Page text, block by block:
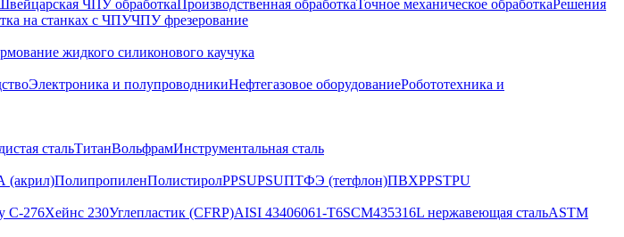
ЧПУ обработкаПроизводственная обработкаТочное механическое обработкаРешения
на станках с ЧПУЧПУ фрезерование
жидкого силиконового каучука
Электроника и полупроводникиНефтегазовое оборудованиеРобототехника и
стальТитанВольфрамИнструментальная сталь
ПолипропиленПолистиролPPSUPSUПТФЭ (тетфлон)ПВХPPSTPU
C-276Хейнс 230Углепластик (CFRP)AISI 43406061-T6SCM435316L нержавеющая стальASTM